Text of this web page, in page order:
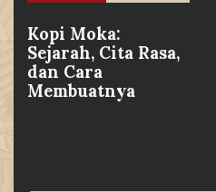
Kopi Moka:
Sejarah, Cita Rasa,
dan Cara
Membuatnya